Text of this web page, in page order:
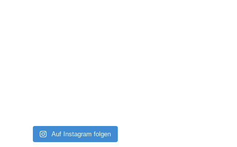
Auf Instagram folgen